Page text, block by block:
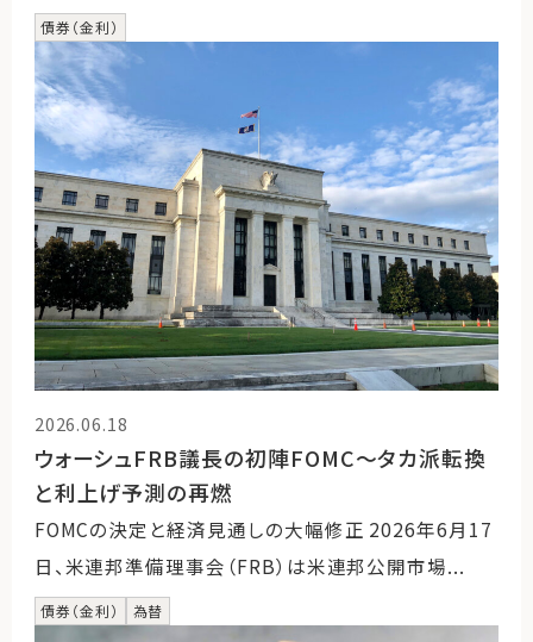
債券（金利）
2026.06.18
ウォーシュFRB議長の初陣FOMC～タカ派転換
と利上げ予測の再燃
FOMCの決定と経済見通しの大幅修正 2026年6月17
日、米連邦準備理事会（FRB）は米連邦公開市場...
債券（金利） 為替